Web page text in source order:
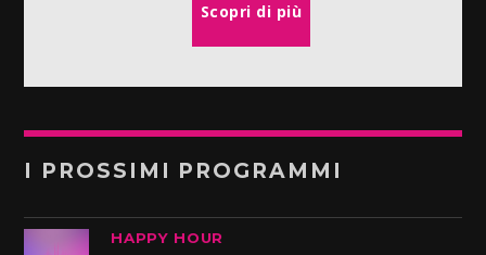
Scopri di più
I PROSSIMI PROGRAMMI
HAPPY HOUR